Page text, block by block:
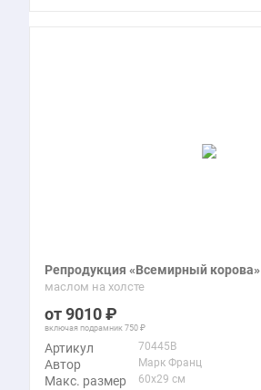
Репродукция «Всемирный корова»
маслом на холсте
9010
включая подрамник 750
Артикул 70445B
Автор Марк Франц
Макс. размер 60x29 см